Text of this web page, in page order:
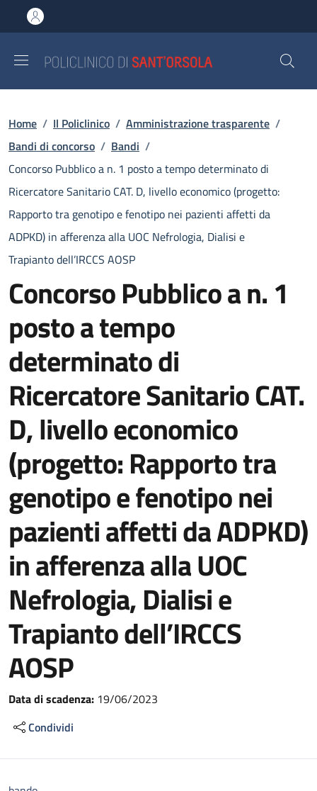
al contenuto principale
to footer content
Briciole di pane
Home / Il Policlinico / Amministrazione trasparente /
Bandi di concorso / Bandi /
Concorso Pubblico a n. 1 posto a tempo determinato di
Ricercatore Sanitario CAT. D, livello economico (progetto:
Rapporto tra genotipo e fenotipo nei pazienti affetti da
ADPKD) in afferenza alla UOC Nefrologia, Dialisi e
Trapianto dell’IRCCS AOSP
Concorso Pubblico a n. 1
posto a tempo
determinato di
Ricercatore Sanitario CAT.
D, livello economico
(progetto: Rapporto tra
genotipo e fenotipo nei
pazienti affetti da ADPKD)
in afferenza alla UOC
Nefrologia, Dialisi e
Trapianto dell’IRCCS
AOSP
Data di scadenza: 19/06/2023
Condividi